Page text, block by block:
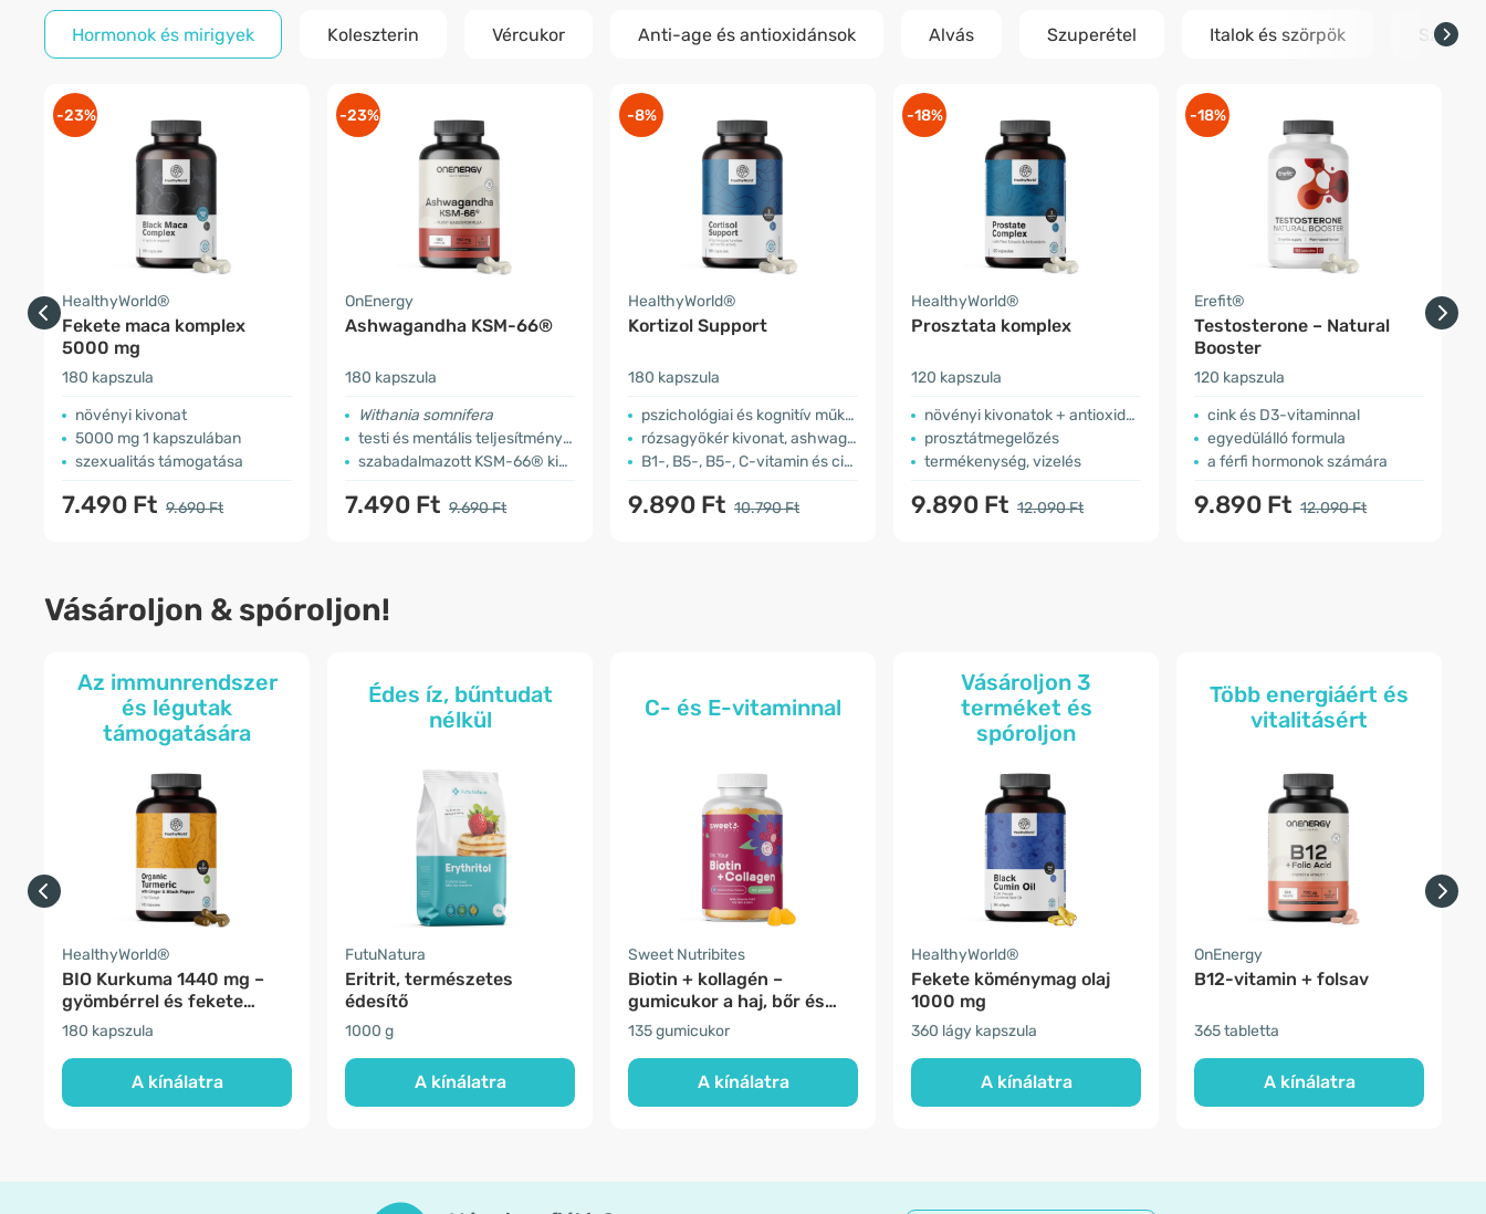
Hormonok és mirigyek Koleszterin Vércukor Anti-age és antioxidánsok Alvás Szuperétel Italok és szörpök
-23%
HealthyWorld®
Fekete maca komplex
5000 mg
180 kapszula
növényi kivonat
5000 mg 1 kapszulában
szexualitás támogatása
7.490 Ft 9.690 Ft
-23%
OnEnergy
Ashwagandha KSM-66®
180 kapszula
Withania somnifera
testi és mentális teljesítmény támogatása
szabadalmazott KSM-66® kivonat
7.490 Ft 9.690 Ft
-8%
HealthyWorld®
Kortizol Support
180 kapszula
pszichológiai és kognitív működés
rózsagyökér kivonat, ashwagandha
B1-, B5-, B5-, C-vitamin és cink
9.890 Ft 10.790 Ft
-18%
HealthyWorld®
Prosztata komplex
120 kapszula
növényi kivonatok + antioxidánsok
prosztátmegelőzés
termékenység, vizelés
9.890 Ft 12.090 Ft
-18%
Erefit®
Testosterone – Natural
Booster
120 kapszula
cink és D3-vitaminnal
egyedülálló formula
a férfi hormonok számára
9.890 Ft 12.090 Ft
Vásároljon & spóroljon!
Az immunrendszer
és légutak
támogatására
HealthyWorld®
BIO Kurkuma 1440 mg –
gyömbérrel és fekete
borssal
180 kapszula
A kínálatra
Édes íz, bűntudat
nélkül
FutuNatura
Eritrit, természetes
édesítő
1000 g
A kínálatra
C- és E-vitaminnal
Sweet Nutribites
Biotin + kollagén –
gumicukor a haj, bőr és
körmök számára
135 gumicukor
A kínálatra
Vásároljon 3
terméket és
spóroljon
HealthyWorld®
Fekete köménymag olaj
1000 mg
360 lágy kapszula
A kínálatra
Több energiáért és
vitalitásért
OnEnergy
B12-vitamin + folsav
365 tabletta
A kínálatra